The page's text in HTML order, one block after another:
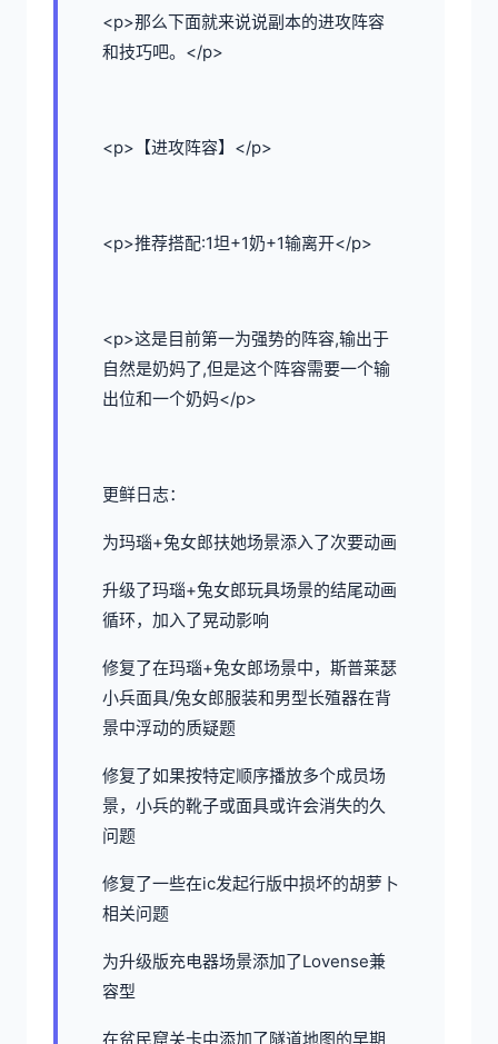
<p>那么下面就来说说副本的进攻阵容
和技巧吧。</p>
<p>【进攻阵容】</p>
<p>推荐搭配:1坦+1奶+1输离开</p>
<p>这是目前第一为强势的阵容,输出于
自然是奶妈了,但是这个阵容需要一个输
出位和一个奶妈</p>
更鲜日志：
为玛瑙+兔女郎扶她场景添入了次要动画
升级了玛瑙+兔女郎玩具场景的结尾动画
循环，加入了晃动影响
修复了在玛瑙+兔女郎场景中，斯普莱瑟
小兵面具/兔女郎服装和男型长殖器在背
景中浮动的质疑题
修复了如果按特定顺序播放多个成员场
景，小兵的靴子或面具或许会消失的久
问题
修复了一些在ic发起行版中损坏的胡萝卜
相关问题
为升级版充电器场景添加了Lovense兼
容型
在贫民窟关卡中添加了隧道地图的早期